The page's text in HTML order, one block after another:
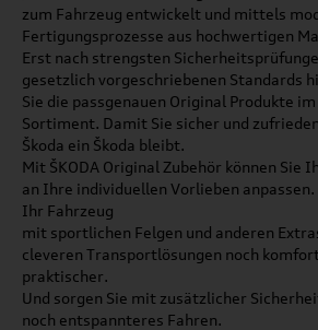
zum Fahrzeug entwickelt und mittels
Fertigungsprozesse aus hochwertigen
Erst nach strengsten
gesetzlich vorgeschriebenen Standards
Sie die passgenauen Original Produkte im
Sortiment. Damit Sie sicher und
Škoda ein Škoda bleibt.
Mit ŠKODA Original Zubehör können Sie
an Ihre individuellen Vorlieben
Ihr Fahrzeug
mit sportlichen Felgen und anderen
cleveren Transportlösungen noch
praktischer.
Und sorgen Sie mit zusätzlicher
noch entspannteres Fahren.